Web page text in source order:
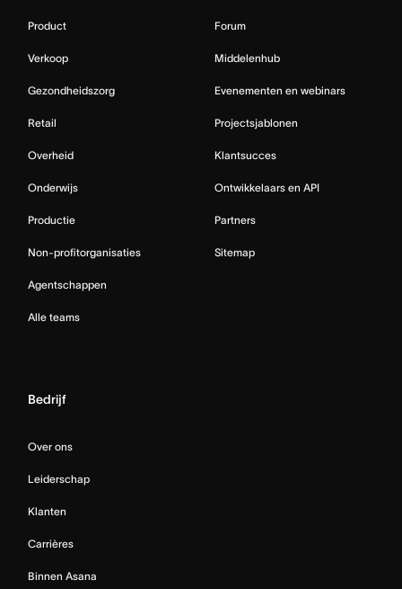
Product
Verkoop
Gezondheidszorg
Retail
Overheid
Onderwijs
Productie
Non-profitorganisaties
Agentschappen
Alle teams
Forum
Middelenhub
Evenementen en webinars
Projectsjablonen
Klantsucces
Ontwikkelaars en API
Partners
Sitemap
Bedrijf
Over ons
Leiderschap
Klanten
Carrières
Binnen Asana